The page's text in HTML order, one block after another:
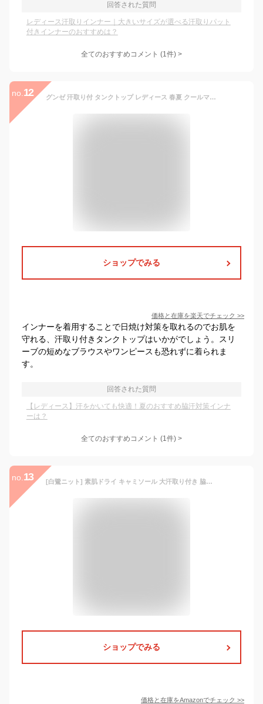
回答された質問
レディース汗取りインナー｜大きいサイズが選べる汗取りパット
付きインナーのおすすめは？
全てのおすすめコメント (1件) >
no. 12 グンゼ 汗取り付 タンクトップ レディース 春夏 クールマジック ブラ紐隠し UVカット 抗菌防臭 涼しい 汗取りパッド 汗じみ防止 脇汗対策 わき汗 着る日焼け止め 下着 肌着 夏インナー ラン型 吸汗速乾 抗菌防臭 COOLMAGIC MC6053 M-LL
ショップでみる
価格と在庫を楽天でチェック >>
インナーを着用することで日焼け対策を取れるのでお肌を
守れる、汗取り付きタンクトップはいかがでしょう。スリ
ーブの短めなブラウスやワンピースも恐れずに着られま
す。
回答された質問
【レディース】汗をかいても快適！夏のおすすめ脇汗対策インナ
ーは？
全てのおすすめコメント (1件) >
no. 13 [白鷺ニット] 素肌ドライ キャミソール 大汗取り付き 脇汗 インナー 汗取りパッド付き 大きいサイズ レディース 綿混 肌着 M9470P-E (S, ベージュ)
ショップでみる
価格と在庫をAmazonでチェック >>